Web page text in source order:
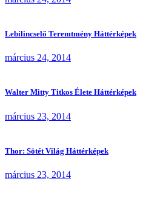
Lebilincselő Teremtmény Háttérképek
március 24, 2014
Walter Mitty Titkos Élete Háttérképek
március 23, 2014
Thor: Sötét Világ Háttérképek
március 23, 2014